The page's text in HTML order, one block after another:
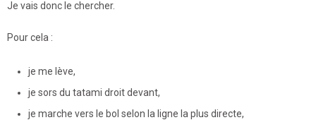
Je vais donc le chercher.
Pour cela :
je me lève,
je sors du tatami droit devant,
je marche vers le bol selon la ligne la plus directe,